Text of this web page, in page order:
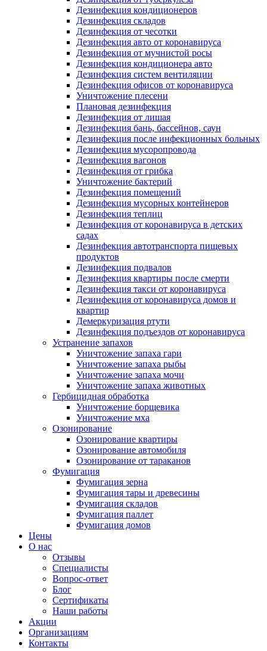
Дезинфекция кондиционеров
Дезинфекция складов
Дезинфекция от чесотки
Дезинфекция авто от коронавируса
Дезинфекция от мучнистой росы
Дезинфекция кондиционера авто
Дезинфекция систем вентиляции
Дезинфекция офисов от коронавируса
Уничтожение плесени
Плановая дезинфекция
Дезинфекция от лишая
Дезинфекция бань, бассейнов, саун
Дезинфекция после инфекционных больных
Дезинфекция мусоропровода
Дезинфекция вагонов
Дезинфекция от грибка
Уничтожение бактерий
Дезинфекция помещений
Дезинфекция мусорных контейнеров
Дезинфекция теплиц
Дезинфекция от коронавируса в детских
садах
Дезинфекция автотранспорта пищевых
продуктов
Дезинфекция подвалов
Дезинфекция квартиры после смерти
Дезинфекция такси от коронавируса
Дезинфекция от коронавируса домов и
квартир
Демеркуризация ртути
Дезинфекция подъездов от коронавируса
Устранение запахов
Уничтожение запаха гари
Уничтожение запаха рыбы
Уничтожение запаха мочи
Уничтожение запаха животных
Гербицидная обработка
Уничтожение борщевика
Уничтожение мха
Озонирование
Озонирование квартиры
Озонирование автомобиля
Озонирование от тараканов
Фумигация
Фумигация зерна
Фумигация тары и древесины
Фумигация складов
Фумигация паллет
Фумигация домов
Цены
О нас
Отзывы
Специалисты
Вопрос-ответ
Блог
Сертификаты
Наши работы
Акции
Организациям
Контакты